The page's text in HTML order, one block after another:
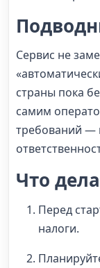
Сервис не
страны пока
самим
требований —
Что
Перед
налоги.